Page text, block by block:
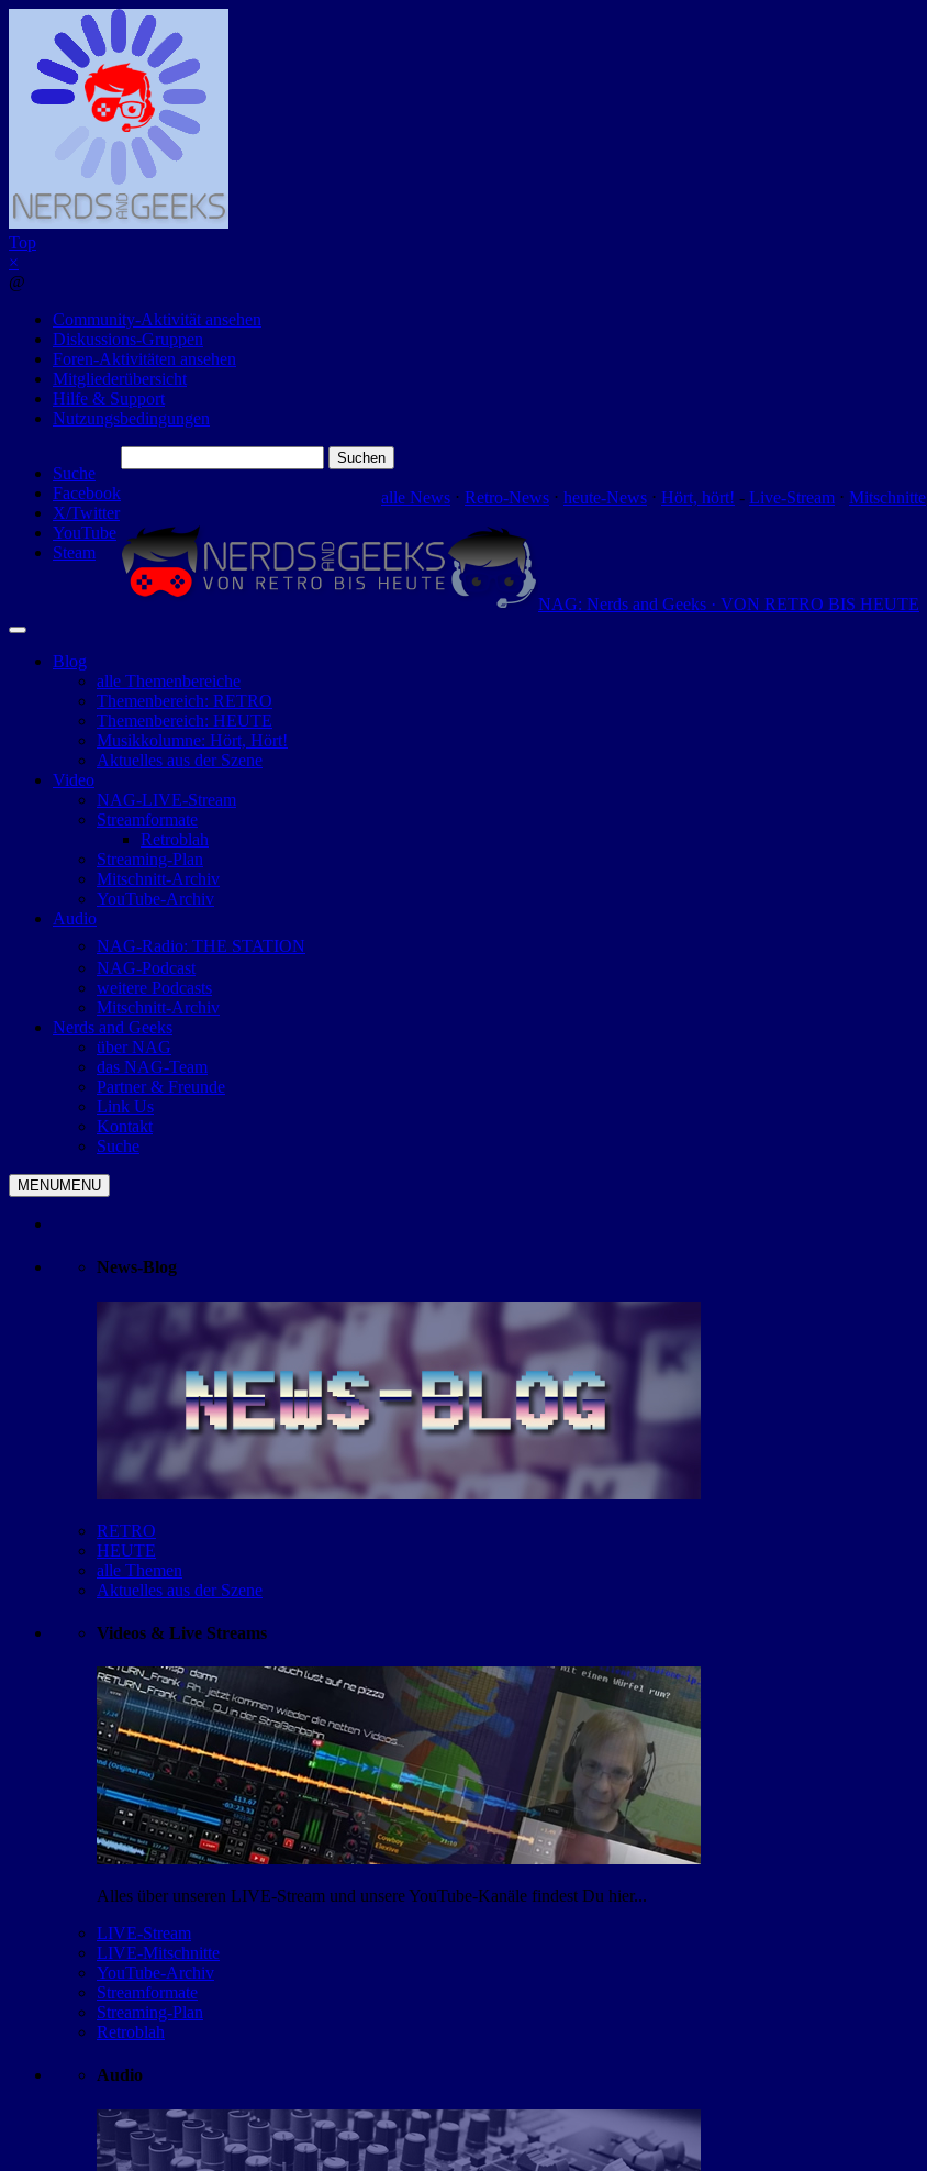
Top
×
@
Community-Aktivität ansehen
Diskussions-Gruppen
Foren-Aktivitäten ansehen
Mitgliederübersicht
Hilfe & Support
Nutzungsbedingungen
Suche
Facebook
X/Twitter
YouTube
Steam
nach:
alle News ⋅ Retro-News ⋅ heute-News ⋅ Hört, hört! - Live-Stream ⋅ Mitschnitte
NAG: Nerds and Geeks · VON RETRO BIS HEUTE
Blog
alle Themenbereiche
Themenbereich: RETRO
Themenbereich: HEUTE
Musikkolumne: Hört, Hört!
Aktuelles aus der Szene
Video
NAG-LIVE-Stream
Streamformate
Retroblah
Streaming-Plan
Mitschnitt-Archiv
YouTube-Archiv
Audio
NAG-Radio: THE STATION
NAG-Podcast
weitere Podcasts
Mitschnitt-Archiv
Nerds and Geeks
über NAG
das NAG-Team
Partner & Freunde
Link Us
Kontakt
Suche
MENUMENU
News-Blog
RETRO
HEUTE
alle Themen
Aktuelles aus der Szene
Videos & Live Streams
Alles über unseren LIVE-Stream und unsere YouTube-Kanäle findest Du hier...
LIVE-Stream
LIVE-Mitschnitte
YouTube-Archiv
Streamformate
Streaming-Plan
Retroblah
Audio